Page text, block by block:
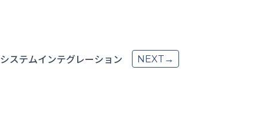
システムインテグレーション NEXT→